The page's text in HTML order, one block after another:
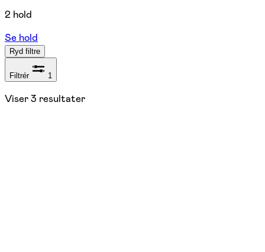
2 hold
Se hold
Ryd filtre
Filtrér 1
Viser3 resultater